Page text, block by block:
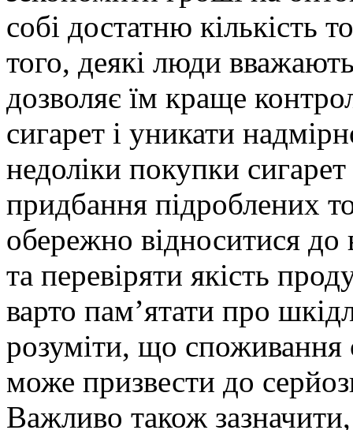
собі достатню кількість
того, деякі люди
дозволяє їм краще
сигарет і уникати
недоліки покупки
придбання підроблених
обережно відноситися до
та перевіряти якість
варто пам’ятати про
розуміти, що споживання
може призвести до
Важливо також